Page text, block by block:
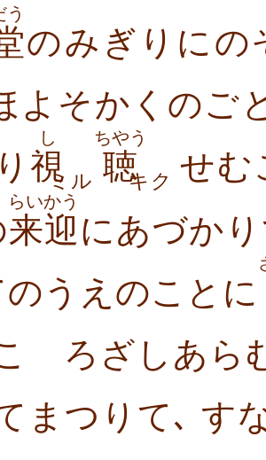
う
のみぎりに
よそかくのご
視
し
ミル 聴
ちやう
キク せむ
来迎
らいかう
にあづか
のうえのことに
ゝろざしあら
まつりて､ す